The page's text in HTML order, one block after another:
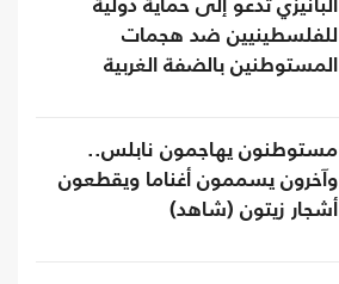
ألبانيزي تدعو إلى حماية دولية
للفلسطينيين ضد هجمات
المستوطنين بالضفة الغربية
مستوطنون يهاجمون نابلس..
وآخرون يسممون أغناما ويقطعون
أشجار زيتون (شاهد)